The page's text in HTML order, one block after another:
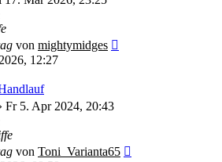
von mightymidges
12:27
Fr 5. Apr 2024, 20:43
von Toni_Varianta65